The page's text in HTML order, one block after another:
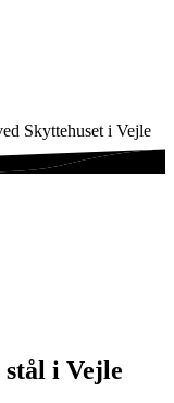
Skyttehuset i Vejle
i Vejle